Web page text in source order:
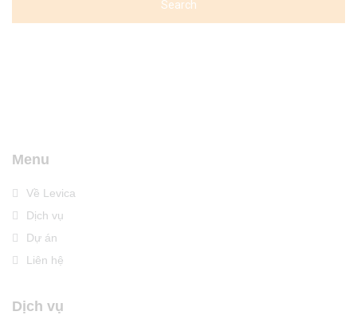
Menu
Về Levica
Dịch vụ
Dự án
Liên hệ
Dịch vụ